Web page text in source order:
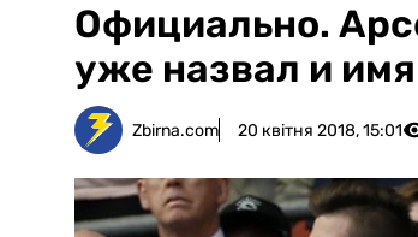
Официально.
уже назвал и
Zbirna.com 20 квітня 2018, 15:01